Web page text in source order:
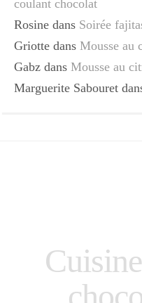
coulant chocolat
Rosine dans Soirée
Griotte dans Mousse au
Gabz dans Mousse au
Marguerite Sabouret